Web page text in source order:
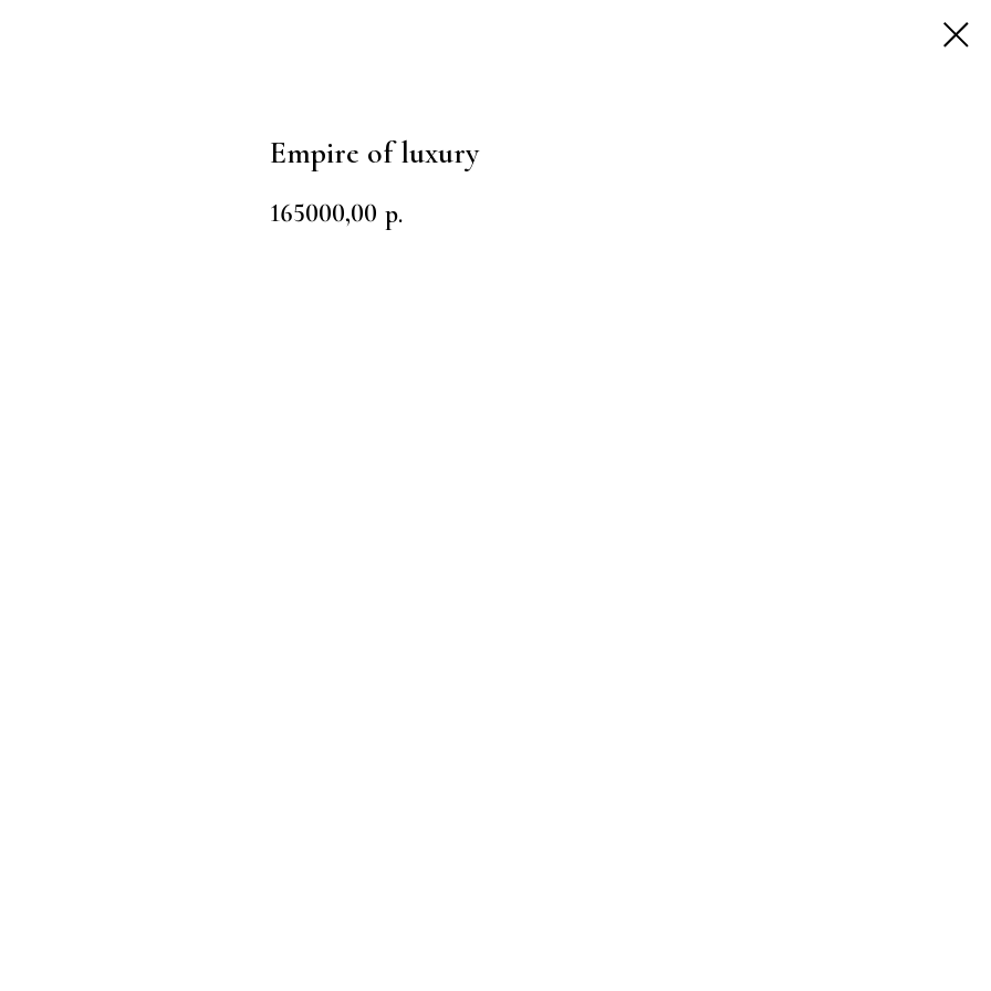
Empire of luxury
165000,00 р.